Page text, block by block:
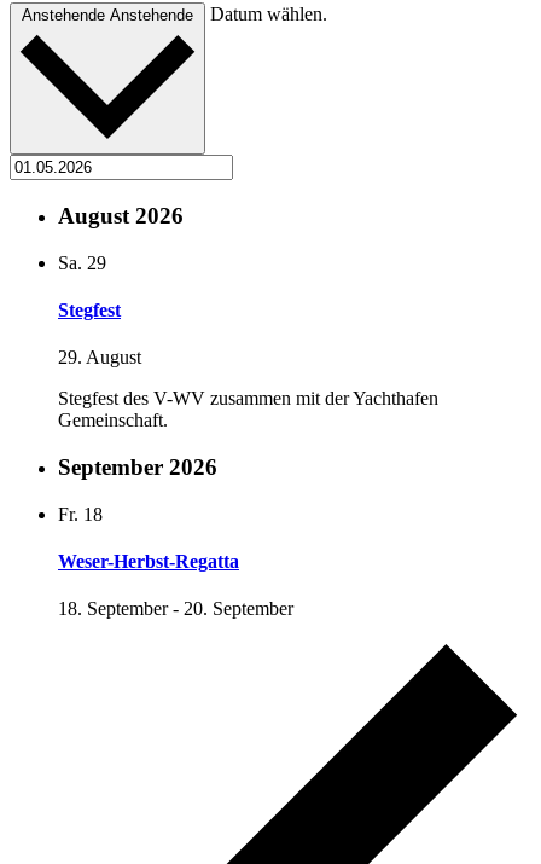
Anstehende Anstehende Datum wählen.
August 2026
Sa. 29
Stegfest
29. August
Stegfest des V-WV zusammen mit der Yachthafen
Gemeinschaft.
September 2026
Fr. 18
Weser-Herbst-Regatta
18. September- 20. September